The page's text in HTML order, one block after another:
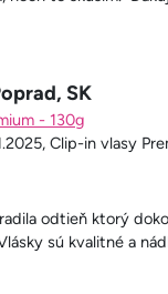
SK
- 130g
Clip-in vlasy
odtieň ktorý
sú kvalitné a